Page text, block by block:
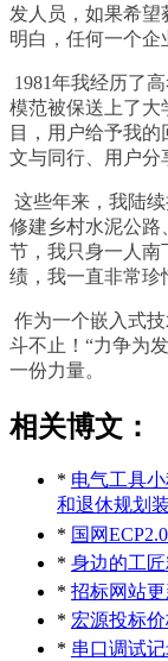
发人员，如果希
明白，任何一个企
1981年我经历了
模范被保送上了大
目，用户给予我
文与同行、用户分
这些年来，我陆
修建乡村水泥公路
节，我只身一人南
绩，我一直非常珍
作为一个嵌入式
斗不止！ “力争为
一份力量。
相关博文：
* 电气工具
和退休规划
* 国网
* 身边的工
* 招标网站
* 宏源投标
* 串口调试